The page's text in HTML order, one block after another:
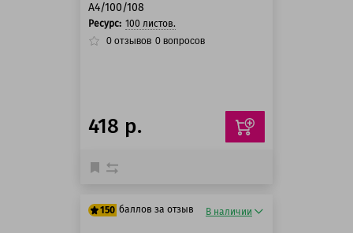
A4/100/108
Ресурс: 100 листов.
0 отзывов 0 вопросов
418 р.
150 баллов за отзыв В наличии